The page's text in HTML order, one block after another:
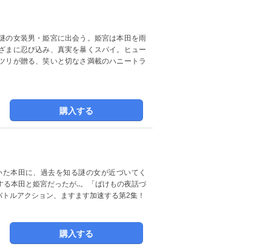
の女装男・姫宮に出会う。姫宮は本田を雨
まに忍び込み、真実を暴くスパイ。ヒュー
リが贈る、笑いと切なさ満載のハニートラ
購入する
本田に、過去を知る謎の女が近づいてく
本田と姫宮だったが‥。「ばけもの夜話づ
ルアクション、ますます加速する第2集！
購入する